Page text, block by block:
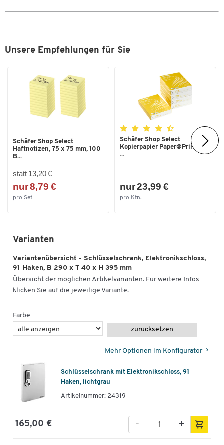
Unsere Empfehlungen für Sie
Schäfer Shop Select
Haftnotizen, 75 x 75 mm, 100
B...
statt 13,20 €
nur 8,79 €
pro Set
Schäfer Shop Select
Kopierpapier Paper@Print, DIN
...
nur 23,99 €
pro Ktn.
Varianten
Variantenübersicht - Schlüsselschrank, Elektronikschloss,
91 Haken, B 290 x T 40 x H 395 mm
Übersicht der möglichen Artikelvarianten. Für weitere Infos
klicken Sie auf die jeweilige Variante.
Farbe
zurücksetzen
Mehr Optionen im Konfigurator
Schlüsselschrank mit Elektronikschloss, 91
Haken, lichtgrau
Artikelnummer: 24319
165,00 € +
-
Zum Zoomen doppeltippen